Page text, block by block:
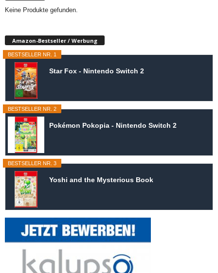
Keine Produkte gefunden.
Amazon-Bestseller / Werbung
BESTSELLER NR. 1
Star Fox - Nintendo Switch 2
BESTSELLER NR. 2
Pokémon Pokopia - Nintendo Switch 2
BESTSELLER NR. 3
Yoshi and the Mysterious Book